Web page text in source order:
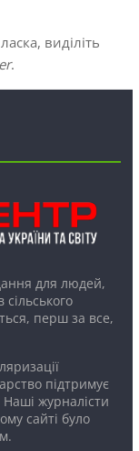
виділіть
.
для людей,
сільського
перш за все,
підтримує
журналісти
сайті було